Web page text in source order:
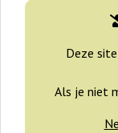
Deze
Als je niet